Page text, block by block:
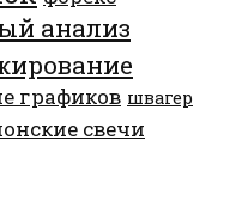
анализ
графиков швагер
свечи